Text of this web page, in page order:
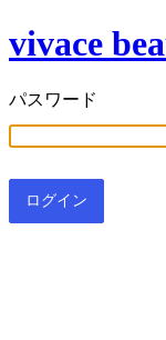
vivace
パスワード